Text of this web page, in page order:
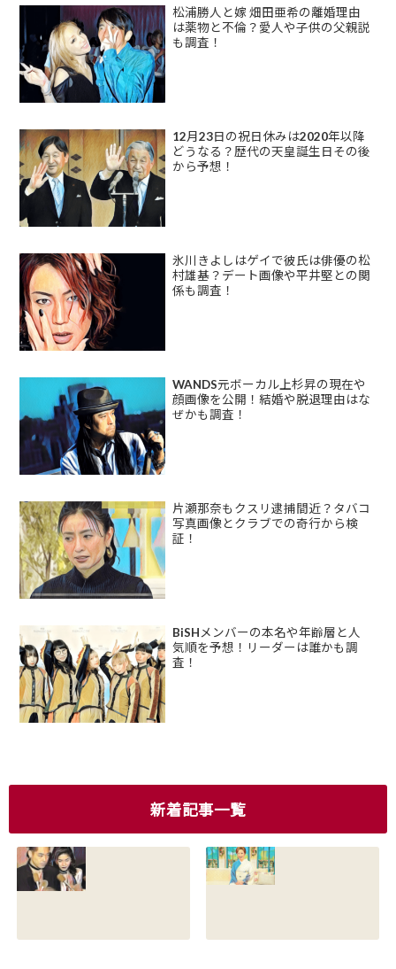
松浦勝人と嫁 畑田亜希の離婚理由
は薬物と不倫？愛人や子供の父親説
も調査！
12月23日の祝日休みは2020年以降
どうなる？歴代の天皇誕生日その後
から予想！
氷川きよしはゲイで彼氏は俳優の松
村雄基？デート画像や平井堅との関
係も調査！
WANDS元ボーカル上杉昇の現在や
顔画像を公開！結婚や脱退理由はな
ぜかも調査！
片瀬那奈もクスリ逮捕間近？タバコ
写真画像とクラブでの奇行から検
証！
BiSHメンバーの本名や年齢層と人
気順を予想！リーダーは誰かも調
査！
新着記事一覧